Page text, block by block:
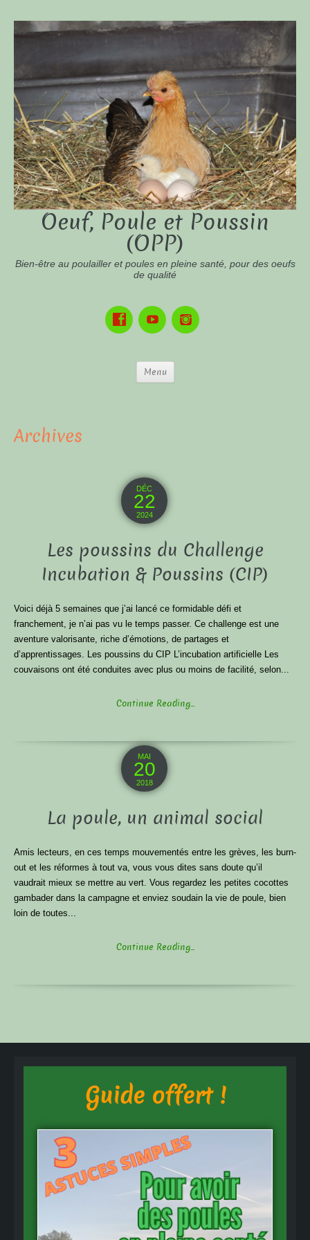
Oeuf, Poule et Poussin
(OPP)
Bien-être au poulailler et poules en pleine santé, pour des oeufs
de qualité
Menu
Archives
DÉC
22
2024
Les poussins du Challenge
Incubation & Poussins (CIP)
Voici déjà 5 semaines que j’ai lancé ce formidable défi et
franchement, je n’ai pas vu le temps passer. Ce challenge est une
aventure valorisante, riche d’émotions, de partages et
d’apprentissages. Les poussins du CIP L’incubation artificielle Les
couvaisons ont été conduites avec plus ou moins de facilité, selon...
Continue Reading...
MAI
20
2018
La poule, un animal social
Amis lecteurs, en ces temps mouvementés entre les grèves, les burn-
out et les réformes à tout va, vous vous dites sans doute qu’il
vaudrait mieux se mettre au vert. Vous regardez les petites cocottes
gambader dans la campagne et enviez soudain la vie de poule, bien
loin de toutes...
Continue Reading...
Guide offert !